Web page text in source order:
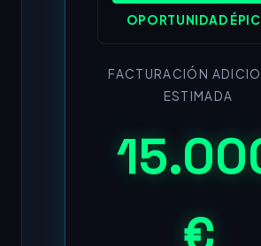
OPORTUNIDAD
FACTURACIÓN
ESTIMADA